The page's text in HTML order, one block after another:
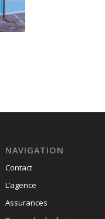
NAVIGATION
Contact
L’agence
Assurances